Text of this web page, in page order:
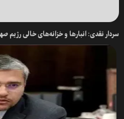
سردار نقدی: انبار‌ها و خزانه‌های خالی رژیم